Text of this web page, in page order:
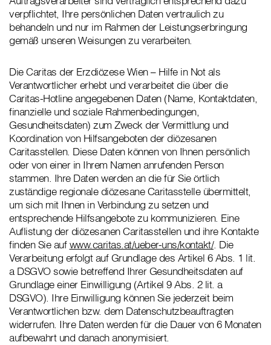
verpflichtet, Ihre persönlichen Daten vertraulich zu
behandeln und nur im Rahmen der Leistungserbringung
gemäß unseren Weisungen zu verarbeiten.
Die Caritas der Erzdiözese Wien – Hilfe in Not als
Verantwortlicher erhebt und verarbeitet die über die
Caritas-Hotline angegebenen Daten (Name, Kontaktdaten,
finanzielle und soziale Rahmenbedingungen,
Gesundheitsdaten) zum Zweck der Vermittlung und
Koordination von Hilfsangeboten der diözesanen
Caritasstellen. Diese Daten können von Ihnen persönlich
oder von einer in Ihrem Namen anrufenden Person
stammen. Ihre Daten werden an die für Sie örtlich
zuständige regionale diözesane Caritasstelle übermittelt,
um sich mit Ihnen in Verbindung zu setzen und
entsprechende Hilfsangebote zu kommunizieren. Eine
Auflistung der diözesanen Caritasstellen und ihre Kontakte
finden Sie aufwww.caritas.at/ueber-uns/kontakt/. Die
Verarbeitung erfolgt auf Grundlage des Artikel 6 Abs. 1 lit.
a DSGVO sowie betreffend Ihrer Gesundheitsdaten auf
Grundlage einer Einwilligung (Artikel 9 Abs. 2 lit. a
DSGVO). Ihre Einwilligung können Sie jederzeit beim
Verantwortlichen bzw. dem Datenschutzbeauftragten
widerrufen. Ihre Daten werden für die Dauer von 6 Monaten
aufbewahrt und danach anonymisiert.